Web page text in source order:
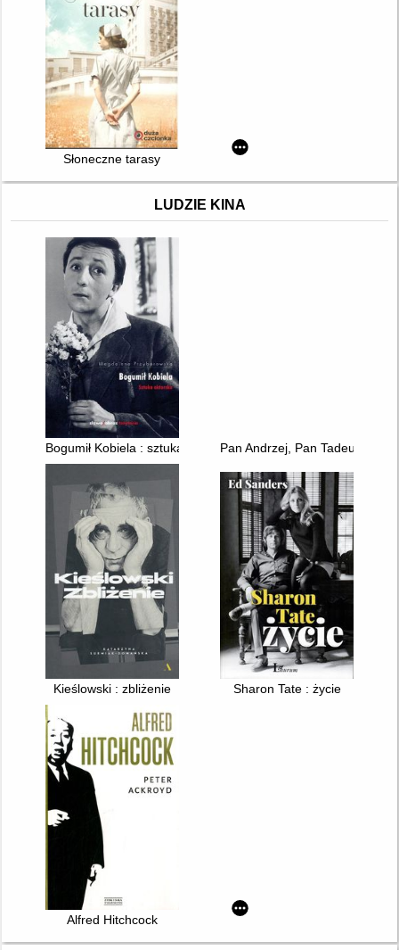
Słoneczne tarasy
LUDZIE KINA
Bogumił Kobiela : sztuka aktorskaPan Andrzej, Pan Tadeusz :
Kieślowski : zbliżenie Sharon Tate : życie
Alfred Hitchcock